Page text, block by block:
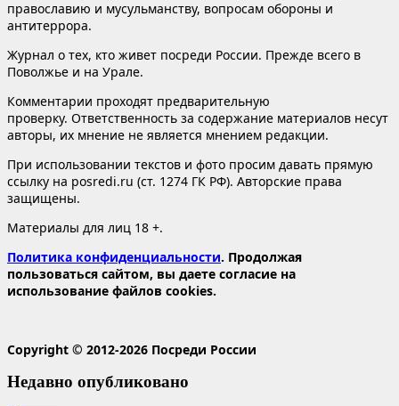
православию и мусульманству, вопросам обороны и
антитеррора.
Журнал о тех, кто живет посреди России. Прежде всего в
Поволжье и на Урале.
Комментарии проходят предварительную
проверку. Ответственность за содержание материалов несут
авторы, их мнение не является мнением редакции.
При использовании текстов и фото просим давать прямую
ссылку на posredi.ru (ст. 1274 ГК РФ). Авторские права
защищены.
Материалы для лиц 18 +.
Политика конфиденциальности. Продолжая
пользоваться сайтом, вы даете согласие на
использование файлов cookies.
Copyright © 2012-2026 Посреди России
Недавно опубликовано